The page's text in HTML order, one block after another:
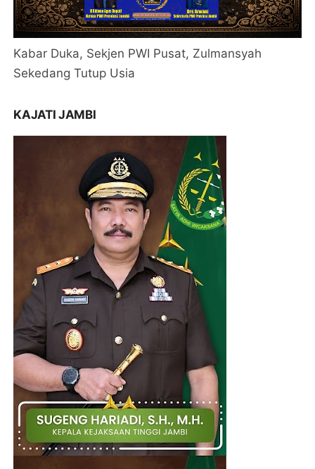
Kabar Duka, Sekjen PWI Pusat, Zulmansyah
Sekedang Tutup Usia
KAJATI JAMBI